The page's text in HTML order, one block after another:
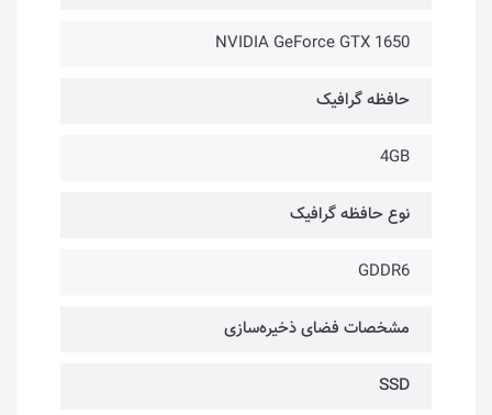
NVIDIA GeForce GTX 1650
حافظه گرافیک
4GB
نوع حافظه گرافیک
GDDR6
مشخصات فضای ذخیره‌سازی
SSD